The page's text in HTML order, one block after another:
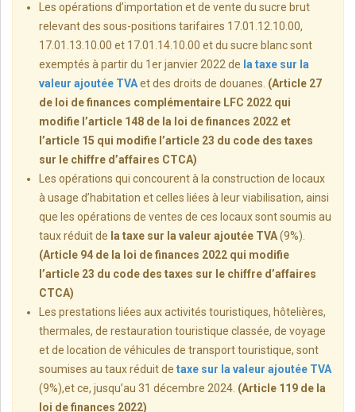
Les opérations d’importation et de vente du sucre brut
relevant des sous-positions tarifaires 17.01.12.10.00,
17.01.13.10.00 et 17.01.14.10.00 et du sucre blanc sont
exemptés à partir du 1er janvier 2022 de la taxe sur la
valeur ajoutée TVAet des droits de douanes. (Article 27
de loi de finances complémentaire LFC 2022 qui
modifie l’article 148 de la loi de finances 2022 et
l’article 15 qui modifie l’article 23 du code des taxes
sur le chiffre d’affaires CTCA)
Les opérations qui concourent à la construction de locaux
à usage d’habitation et celles liées à leur viabilisation, ainsi
que les opérations de ventes de ces locaux sont soumis au
taux réduit de la taxe sur la valeur ajoutée TVA(9%).
(Article 94 de la loi de finances 2022 qui modifie
l’article 23 du code des taxes sur le chiffre d’affaires
CTCA)
Les prestations liées aux activités touristiques, hôtelières,
thermales, de restauration touristique classée, de voyage
et de location de véhicules de transport touristique, sont
soumises au taux réduit de taxe sur la valeur ajoutée TVA
(9%),et ce, jusqu’au 31 décembre 2024. (Article 119 de la
loi de finances 2022)